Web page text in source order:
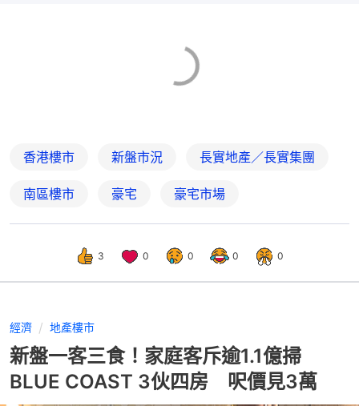
香港樓市 新盤市況 長實地產／長實集團
南區樓市 豪宅 豪宅市場
3 0 0 0 0
經濟 地產樓市
新盤一客三食！家庭客斥逾1.1億掃
BLUE COAST 3伙四房 呎價見3萬